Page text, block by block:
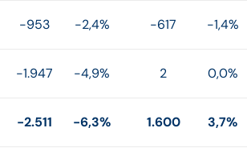
-953 -2,4% -617 -1,4%
-1.947 -4,9% 2 0,0%
-2.511 -6,3% 1.600 3,7%